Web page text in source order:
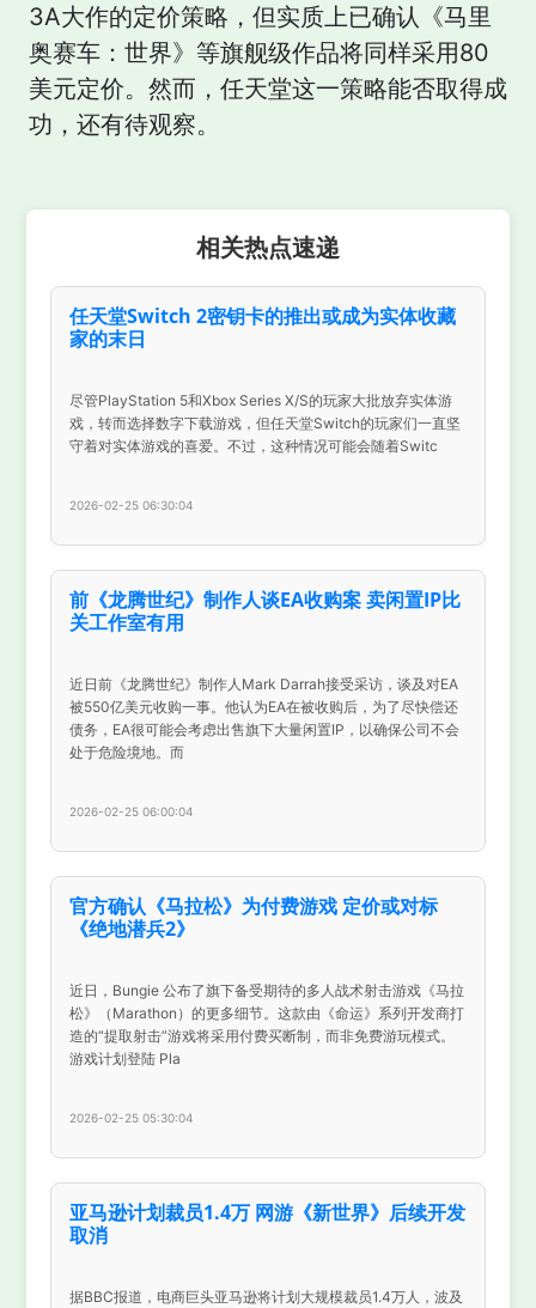
3A大作的定价策略，但实质上已确认《马里
奥赛车：世界》等旗舰级作品将同样采用80
美元定价。然而，任天堂这一策略能否取得成
功，还有待观察。
相关热点速递
任天堂Switch 2密钥卡的推出或成为实体收藏
家的末日
尽管PlayStation 5和Xbox Series X/S的玩家大批放弃实体游
戏，转而选择数字下载游戏，但任天堂Switch的玩家们一直坚
守着对实体游戏的喜爱。不过，这种情况可能会随着Switc
2026-02-25 06:30:04
前《龙腾世纪》制作人谈EA收购案 卖闲置IP比
关工作室有用
近日前《龙腾世纪》制作人Mark Darrah接受采访，谈及对EA
被550亿美元收购一事。他认为EA在被收购后，为了尽快偿还
债务，EA很可能会考虑出售旗下大量闲置IP，以确保公司不会
处于危险境地。而
2026-02-25 06:00:04
官方确认《马拉松》为付费游戏 定价或对标
《绝地潜兵2》
近日，Bungie 公布了旗下备受期待的多人战术射击游戏《马拉
松》（Marathon）的更多细节。这款由《命运》系列开发商打
造的“提取射击”游戏将采用付费买断制，而非免费游玩模式。
游戏计划登陆 Pla
2026-02-25 05:30:04
亚马逊计划裁员1.4万 网游《新世界》后续开发
取消
据BBC报道，电商巨头亚马逊将计划大规模裁员1.4万人，波及